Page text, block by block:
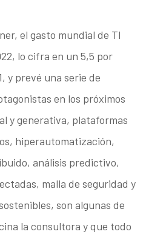
el gasto mundial de TI
lo cifra en un 5,5 por
y prevé una serie de
en los próximos
y generativa, plataformas
hiperautomatización,
análisis predictivo,
malla de seguridad y
son algunas de
la consultora y que todo